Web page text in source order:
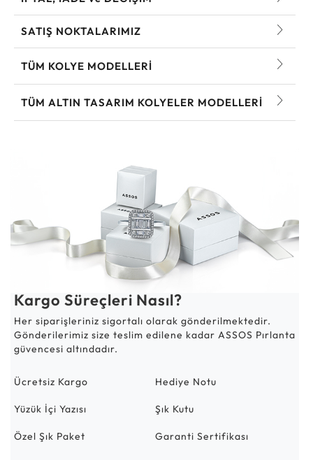
SATIŞ NOKTALARIMIZ
TÜM KOLYE MODELLERI
TÜM ALTIN TASARIM KOLYELER MODELLERI
Kargo Süreçleri Nasıl?
Her siparişleriniz sigortalı olarak gönderilmektedir.
Gönderilerimiz size teslim edilene kadar ASSOS Pırlanta
güvencesi altındadır.
Ücretsiz Kargo Hediye Notu
Yüzük İçi Yazısı Şık Kutu
Özel Şık Paket Garanti Sertifikası